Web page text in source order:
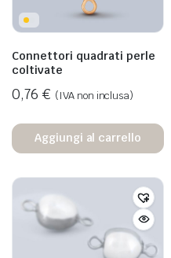
Connettori quadrati perle
coltivate
0,76 € (IVA non inclusa)
Aggiungi al carrello